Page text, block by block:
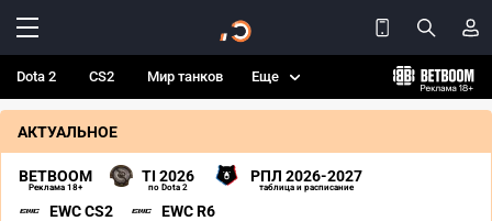
Dota 2 CS2 Мир танков Еще
АКТУАЛЬНОЕ
BETBOOM
Реклама 18+
TI 2026
по Dota 2
РПЛ 2026-2027
таблица и расписание
EWC CS2 EWC R6